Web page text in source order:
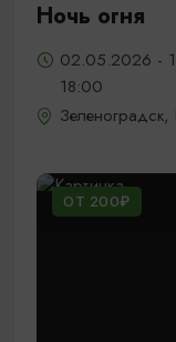
Ночь огня
02.05.2026 -
18:00
Зеленоградск,
ОТ 200₽